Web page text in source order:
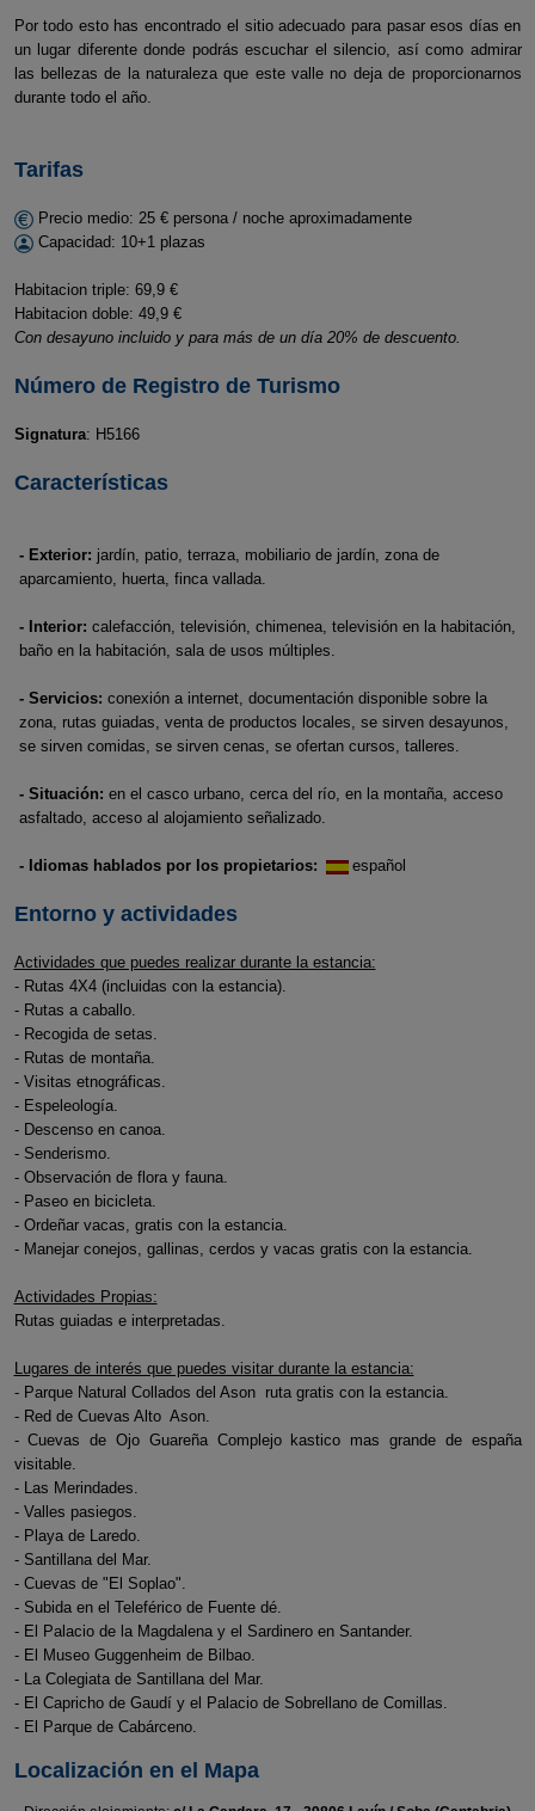
Por todo esto has encontrado el sitio adecuado para pasar esos días en
un lugar diferente donde podrás escuchar el silencio, así como admirar
las bellezas de la naturaleza que este valle no deja de proporcionarnos
durante todo el año.
Tarifas
Precio medio: 25 € persona / noche aproximadamente
Capacidad: 10+1 plazas
Habitacion triple: 69,9 €
Habitacion doble: 49,9 €
Con desayuno incluido y para más de un día 20% de descuento.
Número de Registro de Turismo
Signatura: H5166
Características
- Exterior: jardín, patio, terraza, mobiliario de jardín, zona de
aparcamiento, huerta, finca vallada.
- Interior: calefacción, televisión, chimenea, televisión en la habitación,
baño en la habitación, sala de usos múltiples.
- Servicios: conexión a internet, documentación disponible sobre la
zona, rutas guiadas, venta de productos locales, se sirven desayunos,
se sirven comidas, se sirven cenas, se ofertan cursos, talleres.
- Situación: en el casco urbano, cerca del río, en la montaña, acceso
asfaltado, acceso al alojamiento señalizado.
- Idiomas hablados por los propietarios: español
Entorno y actividades
Actividades que puedes realizar durante la estancia:
- Rutas 4X4 (incluidas con la estancia).
- Rutas a caballo.
- Recogida de setas.
- Rutas de montaña.
- Visitas etnográficas.
- Espeleología.
- Descenso en canoa.
- Senderismo.
- Observación de flora y fauna.
- Paseo en bicicleta.
- Ordeñar vacas, gratis con la estancia.
- Manejar conejos, gallinas, cerdos y vacas gratis con la estancia.
Actividades Propias:
Rutas guiadas e interpretadas.
Lugares de interés que puedes visitar durante la estancia:
- Parque Natural Collados del Ason ruta gratis con la estancia.
- Red de Cuevas Alto Ason.
- Cuevas de Ojo Guareña Complejo kastico mas grande de españa
visitable.
- Las Merindades.
- Valles pasiegos.
- Playa de Laredo.
- Santillana del Mar.
- Cuevas de "El Soplao".
- Subida en el Teleférico de Fuente dé.
- El Palacio de la Magdalena y el Sardinero en Santander.
- El Museo Guggenheim de Bilbao.
- La Colegiata de Santillana del Mar.
- El Capricho de Gaudí y el Palacio de Sobrellano de Comillas.
- El Parque de Cabárceno.
Localización en el Mapa